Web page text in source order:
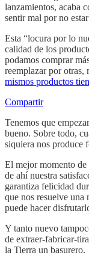
lanzamientos, acaba
sentir mal por no
Esta “locura por lo
calidad de los
podamos comprar
reemplazar por otras,
mismos productos
Compartir
Tenemos que
bueno. Sobre todo,
siquiera nos produce
El mejor momento de
de ahí nuestra
garantiza felicidad
que nos resuelve una
puede hacer
Y tanto nuevo
de extraer-fabricar-
la Tierra un basurero.